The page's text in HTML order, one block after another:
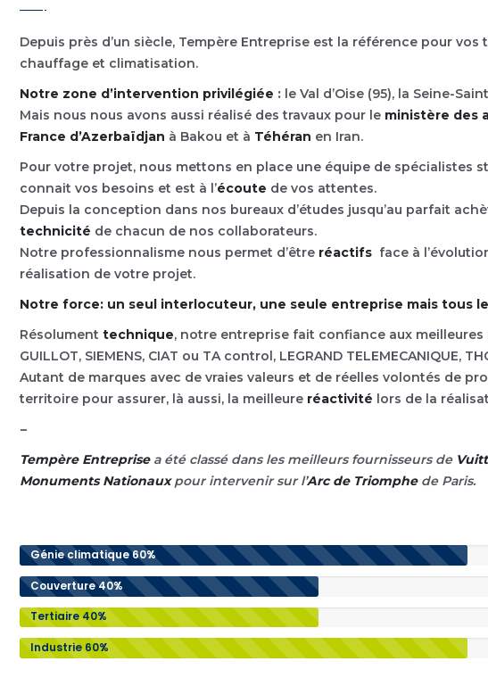
Depuis près d’un siècle, Tempère Entreprise est la référence pour
chauffage et climatisation.
Notre zone d’intervention privilégiée : le Val d’Oise (95), la Seine-
Mais nous nous avons aussi réalisé des travaux pour le ministère des
France d’Azerbaïdjan à Bakou et à Téhéran en Iran.
Pour votre projet, nous mettons en place une équipe de spécialistes
connait vos besoins et est à l’écoute de vos attentes.
Depuis la conception dans nos bureaux d’études jusqu’au parfait
technicité de chacun de nos collaborateurs.
Notre professionnalisme nous permet d’être réactifs face à
réalisation de votre projet.
Notre force: un seul interlocuteur, une seule entreprise mais tous
Résolument technique, notre entreprise fait confiance aux meilleures
GUILLOT, SIEMENS, CIAT ou TA control, LEGRAND TELEMECANIQUE,
Autant de marques avec de vraies valeurs et de réelles volontés de
territoire pour assurer, là aussi, la meilleure réactivité lors de la
–
Tempère Entreprise a été classé dans les meilleurs fournisseurs de
Monuments Nationauxpour intervenir sur l’Arc de Triomphede Paris.
Génie climatique60%
Couverture40%
Tertiaire40%
Industrie60%
Toute mon énergie au